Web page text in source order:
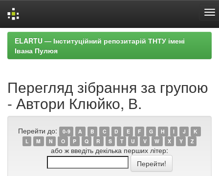
Skip
navigation
ELARTU — Інституційний репозитарій ТНТУ імені
Івана Пулюя
Перегляд зібрання за групою
- Автори Клюйко, В.
Перейти до: 0-9 A B C D E F G H I J
K
L
M N O P Q R S T U V W X Y Z
або ж введіть декілька перших літер: